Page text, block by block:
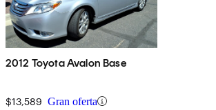
2012 Toyota Avalon Base
$13,589 Gran oferta